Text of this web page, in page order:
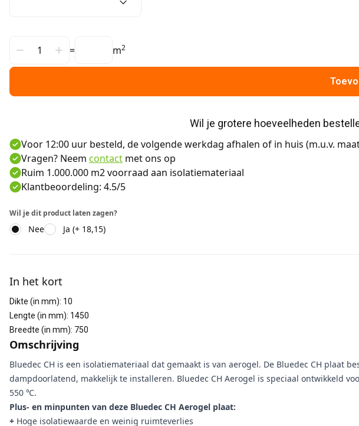
= m2
Wil je grotere hoeveelheden
Voor 12:00 uur besteld, de volgende werkdag afhalen of in huis (m.u.v.
Vragen? Neem contact met ons op
Ruim 1.000.000 m2 voorraad aan isolatiemateriaal
Klantbeoordeling: 4.5/5
Wil je dit product laten zagen?
Nee Ja (+ 18,15)
In het kort
Dikte (in mm): 10
Lengte (in mm): 1450
Breedte (in mm): 750
Omschrijving
Bluedec CH is een isolatiemateriaal dat gemaakt is van aerogel. De Bluedec CH plaat
dampdoorlatend, makkelijk te installeren. Bluedec CH Aerogel is speciaal ontwikkeld
550 ℃.
Plus- en minpunten van deze Bluedec CH Aerogel plaat:
+ Hoge isolatiewaarde en weinig ruimteverlies